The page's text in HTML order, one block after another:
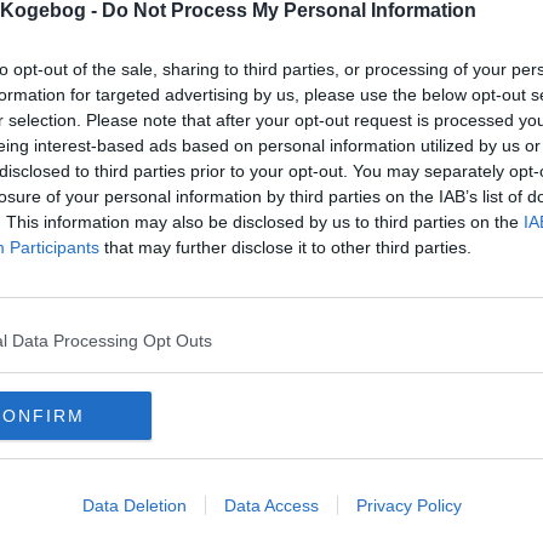
- Do Not Process My Personal Information
opt-out of the sale, sharing to third parties, or processing of your
for targeted advertising by us, please use the below opt-out
selection. Please note that after your opt-out request is processed
interest-based ads based on personal information utilized by us
to third parties prior to your opt-out. You may separately
of your personal information by third parties on the IAB’s list of
This information may also be disclosed by us to third parties on the
Participants that may further disclose it to other third parties.
Data Processing Opt Outs
Data Deletion Data Access Privacy Policy
ikke skrælle grønne asparges. Det eneste du skal gøre, er at skære
med vand. Tilsæt eventuelt lidt sukker, salt og smør i gryden.
de grønne asparges som en del af dine
sommerretter
, når du inviterer
asparges opskrifter her på siden, som du kan give dig i kast med.
lang tid skal grønne asparges koge?
grønne asparges’ kogetid er ikke længere end 1-2 minutter.
tilbereder jeg grønne asparges?
grønne asparges skrælles?
grønne asparges skal ikke skrælles.
høstes grønne asparges